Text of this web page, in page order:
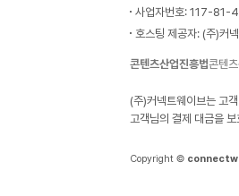
사업자번호: 117-81-
호스팅 제공자: (주)커
콘텐츠산업진흥법콘텐
(주)커넥트웨이브는 고
고객님의 결제 대금을
Copyright ©